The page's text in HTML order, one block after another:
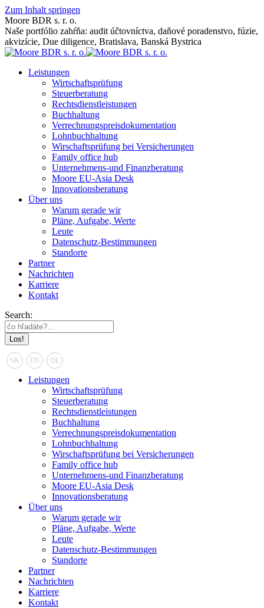
Zum Inhalt springen
Moore BDR s. r. o.
Naše portfólio zahŕňa: audit účtovníctva, daňové poradenstvo, fúzie,
akvizície, Due diligence, Bratislava, Banská Bystrica
Leistungen
Wirtschaftsprüfung
Steuerberatung
Rechtsdienstleistungen
Buchhaltung
Verrechnungspreisdokumentation
Lohnbuchhaltung
Wirschaftsprüfung bei Versicherungen
Family office hub
Unternehmens-und Finanzberatung
Moore EU-Asia Desk
Innovationsberatung
Über uns
Warum gerade wir
Pläne, Aufgabe, Werte
Leute
Datenschutz-Bestimmungen
Standorte
Partner
Nachrichten
Karriere
Kontakt
Search:
SK EN DE
Leistungen
Wirtschaftsprüfung
Steuerberatung
Rechtsdienstleistungen
Buchhaltung
Verrechnungspreisdokumentation
Lohnbuchhaltung
Wirschaftsprüfung bei Versicherungen
Family office hub
Unternehmens-und Finanzberatung
Moore EU-Asia Desk
Innovationsberatung
Über uns
Warum gerade wir
Pläne, Aufgabe, Werte
Leute
Datenschutz-Bestimmungen
Standorte
Partner
Nachrichten
Karriere
Kontakt